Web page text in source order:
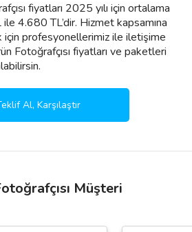
fiyatları 2025 yılı için ortalama
4.680 TL’dir. Hizmet kapsamına
profesyonellerimiz ile iletişime
Fotoğrafçısı fiyatları ve paketleri
Al, Karşılaştır
Müşteri